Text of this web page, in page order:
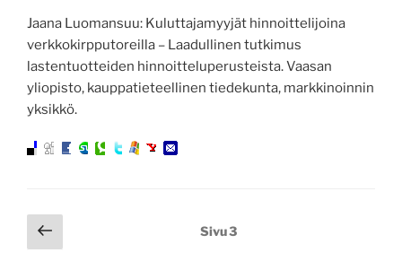
Jaana Luomansuu: Kuluttajamyyjät hinnoittelijoina
verkkokirpputoreilla – Laadullinen tutkimus
lastentuotteiden hinnoitteluperusteista. Vaasan
yliopisto, kauppatieteellinen tiedekunta, markkinoinnin
yksikkö.
Artikkelien
sivutus
Edellinen
sivu
Sivu3